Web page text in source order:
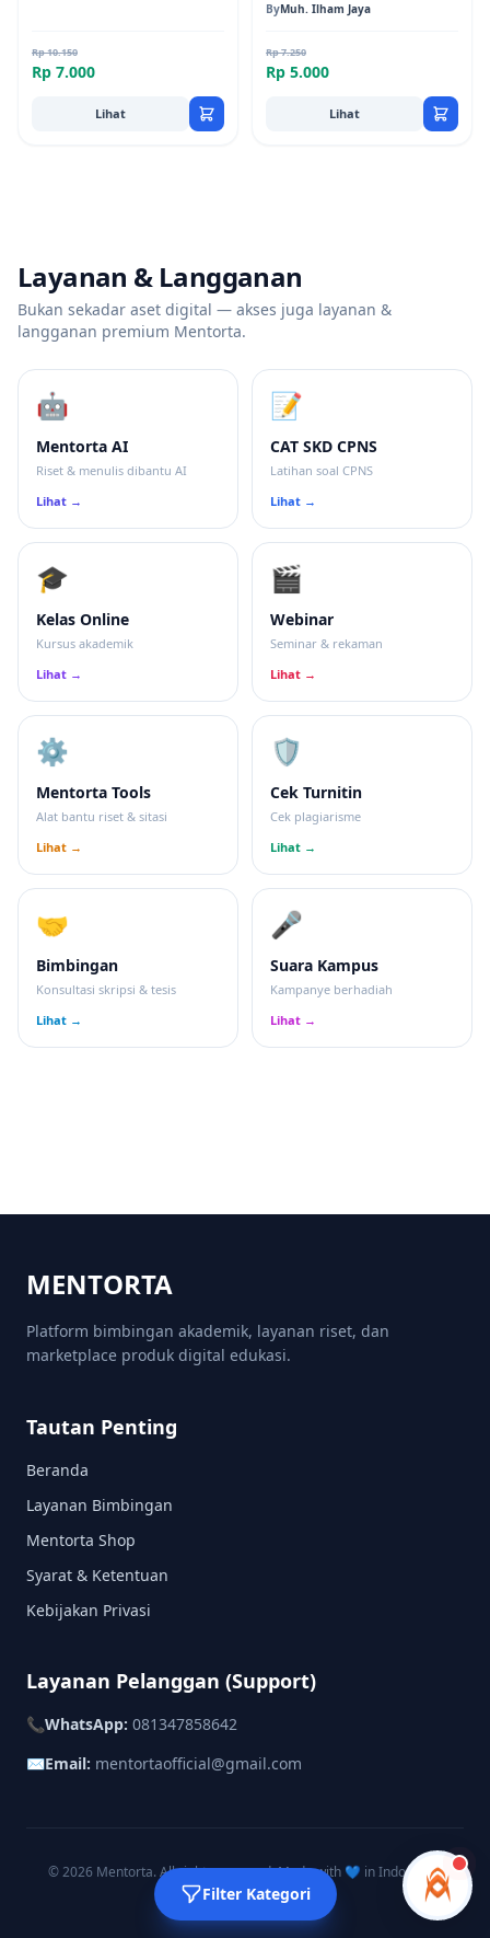
Rp 10.150
Rp 7.000
Lihat
ByMuh. Ilham Jaya
Rp 7.250
Rp 5.000
Lihat
Layanan & Langganan
Bukan sekadar aset digital — akses juga layanan &
langganan premium Mentorta.
🤖
Mentorta AI
Riset & menulis dibantu AI
Lihat →
📝
CAT SKD CPNS
Latihan soal CPNS
Lihat →
🎓
Kelas Online
Kursus akademik
Lihat →
🎬
Webinar
Seminar & rekaman
Lihat →
⚙️
Mentorta Tools
Alat bantu riset & sitasi
Lihat →
🛡
Cek Turnitin
Cek plagiarisme
Lihat →
🤝
Bimbingan
Konsultasi skripsi & tesis
Lihat →
🎤
Suara Kampus
Kampanye berhadiah
Lihat →
Filter Kategori
MENTORTA
Platform bimbingan akademik, layanan riset, dan
marketplace produk digital edukasi.
Tautan Penting
Beranda
Layanan Bimbingan
Mentorta Shop
Syarat & Ketentuan
Kebijakan Privasi
Layanan Pelanggan (Support)
📞WhatsApp: 081347858642
✉️Email: mentortaofficial@gmail.com
© 2026 Mentorta. All rights reserved. Made with 💙 in Indonesia.
Instagram TikTok